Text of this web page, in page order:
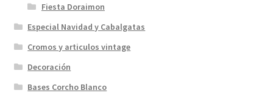
Fiesta Doraimon
Especial Navidad y Cabalgatas
Cromos y articulos vintage
Decoración
Bases Corcho Blanco